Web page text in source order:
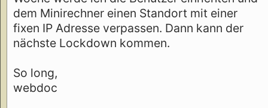
dem Minirechner einen Standort mit einer
fixen IP Adresse verpassen. Dann kann der
nächste Lockdown kommen.
So long,
webdoc